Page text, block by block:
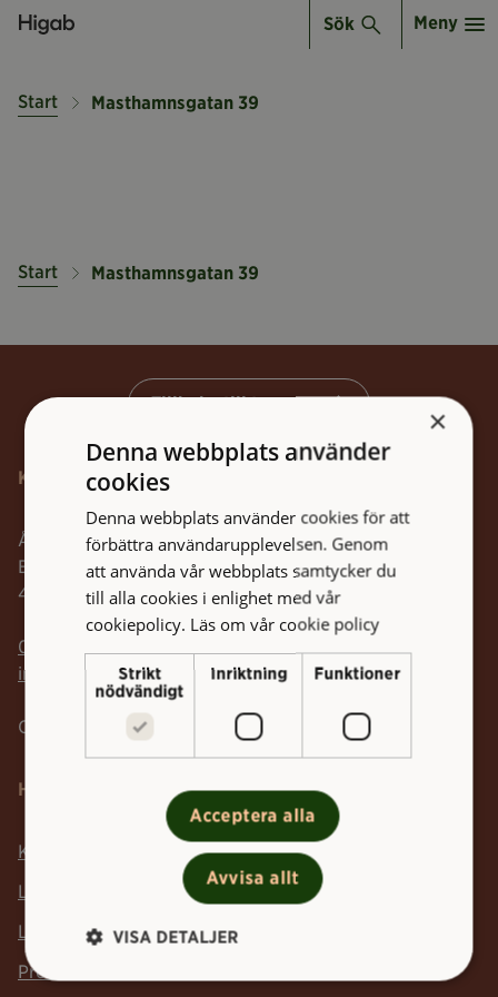
Sök Meny
Start Masthamnsgatan 39
Start Masthamnsgatan 39
Tillbaka till toppen
Kontakt
Åvägen 17 F
Box 5104
402 23 Göteborg
Telefonnummer:
031-368 53 00
Mailadress:
info@higab.se
Org nr: 556104-8587
Hitta snabbt
Kontakta oss
Lediga lokaler
Lediga jobb
Pressrum
×
Denna webbplats använder
cookies
Denna webbplats använder cookies för att
förbättra användarupplevelsen. Genom
att använda vår webbplats samtycker du
till alla cookies i enlighet med vår
cookiepolicy. Läs om vår cookie policy
Strikt
nödvändigt
Inriktning Funktioner
Acceptera alla
Avvisa allt
VISA DETALJER